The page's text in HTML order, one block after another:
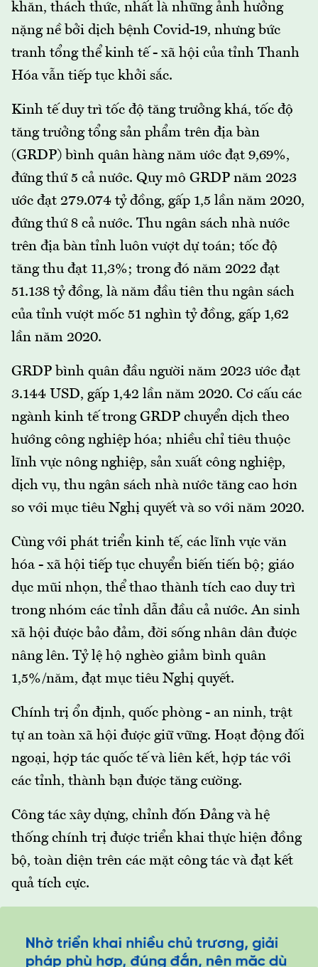
khăn, thách thức, nhất là những ảnh hưởng
nặng nề bởi dịch bệnh Covid-19, nhưng bức
tranh tổng thể kinh tế - xã hội của tỉnh Thanh
Hóa vẫn tiếp tục khởi sắc.
Kinh tế duy trì tốc độ tăng trưởng khá, tốc độ
tăng trưởng tổng sản phẩm trên địa bàn
(GRDP) bình quân hàng năm ước đạt 9,69%,
đứng thứ 5 cả nước. Quy mô GRDP năm 2023
ước đạt 279.074 tỷ đồng, gấp 1,5 lần năm 2020,
đứng thứ 8 cả nước. Thu ngân sách nhà nước
trên địa bàn tỉnh luôn vượt dự toán; tốc độ
tăng thu đạt 11,3%; trong đó năm 2022 đạt
51.138 tỷ đồng, là năm đầu tiên thu ngân sách
của tỉnh vượt mốc 51 nghìn tỷ đồng, gấp 1,62
lần năm 2020.
GRDP bình quân đầu người năm 2023 ước đạt
3.144 USD, gấp 1,42 lần năm 2020. Cơ cấu các
ngành kinh tế trong GRDP chuyển dịch theo
hướng công nghiệp hóa; nhiều chỉ tiêu thuộc
lĩnh vực nông nghiệp, sản xuất công nghiệp,
dịch vụ, thu ngân sách nhà nước tăng cao hơn
so với mục tiêu Nghị quyết và so với năm 2020.
Cùng với phát triển kinh tế, các lĩnh vực văn
hóa - xã hội tiếp tục chuyển biến tiến bộ; giáo
dục mũi nhọn, thể thao thành tích cao duy trì
trong nhóm các tỉnh dẫn đầu cả nước. An sinh
xã hội được bảo đảm, đời sống nhân dân được
nâng lên. Tỷ lệ hộ nghèo giảm bình quân
1,5%/năm, đạt mục tiêu Nghị quyết.
Chính trị ổn định, quốc phòng - an ninh, trật
tự an toàn xã hội được giữ vững. Hoạt động đối
ngoại, hợp tác quốc tế và liên kết, hợp tác với
các tỉnh, thành bạn được tăng cường.
Công tác xây dựng, chỉnh đốn Đảng và hệ
thống chính trị được triển khai thực hiện đồng
bộ, toàn diện trên các mặt công tác và đạt kết
quả tích cực.